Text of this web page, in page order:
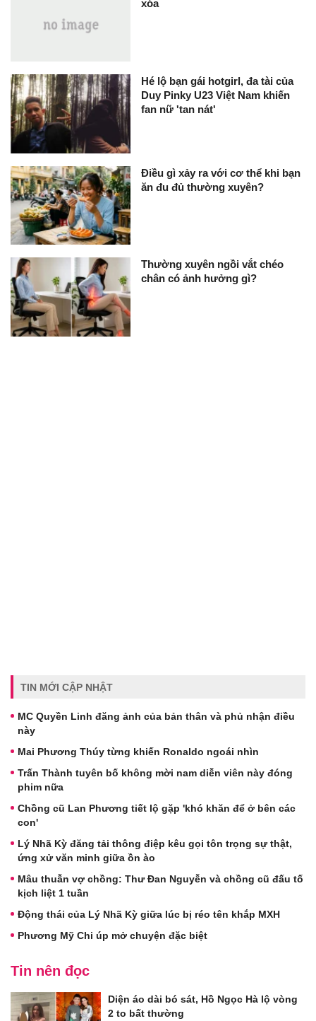
xóa
Hé lộ bạn gái hotgirl, đa tài của
Duy Pinky U23 Việt Nam khiến
fan nữ 'tan nát'
Điều gì xảy ra với cơ thể khi bạn
ăn đu đủ thường xuyên?
Thường xuyên ngồi vắt chéo
chân có ảnh hưởng gì?
TIN MỚI CẬP NHẬT
MC Quyền Linh đăng ảnh của bản thân và phủ nhận điều
này
Mai Phương Thúy từng khiến Ronaldo ngoái nhìn
Trấn Thành tuyên bố không mời nam diễn viên này đóng
phim nữa
Chồng cũ Lan Phương tiết lộ gặp 'khó khăn để ở bên các
con'
Lý Nhã Kỳ đăng tải thông điệp kêu gọi tôn trọng sự thật,
ứng xử văn minh giữa ồn ào
Mâu thuẫn vợ chồng: Thư Đan Nguyễn và chồng cũ đấu tố
kịch liệt 1 tuần
Động thái của Lý Nhã Kỳ giữa lúc bị réo tên khắp MXH
Phương Mỹ Chi úp mở chuyện đặc biệt
Tin nên đọc
Diện áo dài bó sát, Hồ Ngọc Hà lộ vòng
2 to bất thường